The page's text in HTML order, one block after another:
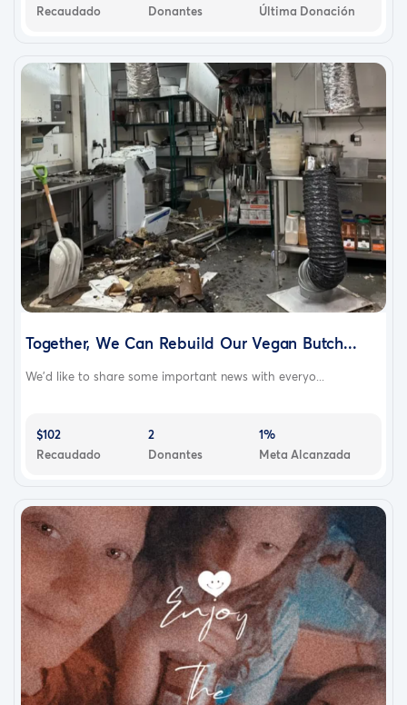
Recaudado
Donantes
Última Donación
Together, We Can Rebuild Our Vegan Butch...
We'd like to share some important news with everyo...
$102
Recaudado
2
Donantes
1%
Meta Alcanzada